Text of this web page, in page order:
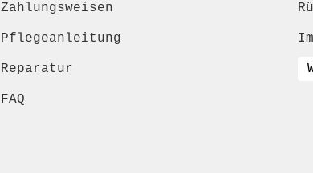
Zahlungsweisen
Pflegeanleitung
Reparatur
FAQ